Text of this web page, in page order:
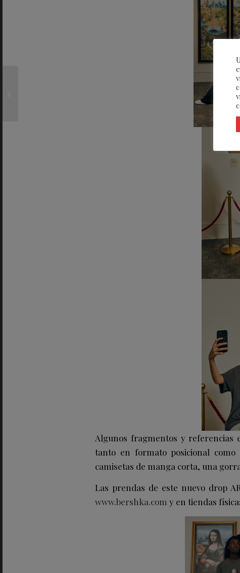
Algunos fragmentos y referencias
tanto en formato posicional
camisetas de manga corta, una
Las prendas de este nuevo drop
www.bershka.com y en tiendas